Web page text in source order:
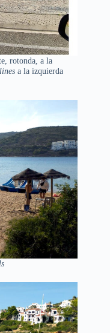
rotonda, a la
a la izquierda